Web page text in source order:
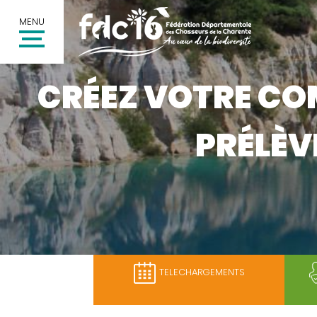
MENU
CRÉEZ VOTRE
TELECHARGEMENTS